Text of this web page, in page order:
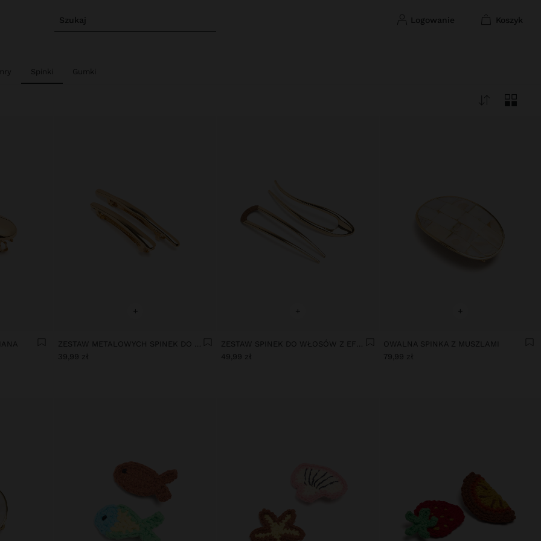
Szukaj logowanie koszyk
Spinki Gumki
+
ZESTAW METALOWYCH SPINEK DO WŁOSÓW TYPU FRANCUSKIEGO
39,99 zł
+
ZESTAW SPINEK DO WŁOSÓW Z EFEKTEM SŁOMIANYM
49,99 zł
+
OWALNA SPINKA Z MUSZLAMI
79,99 zł